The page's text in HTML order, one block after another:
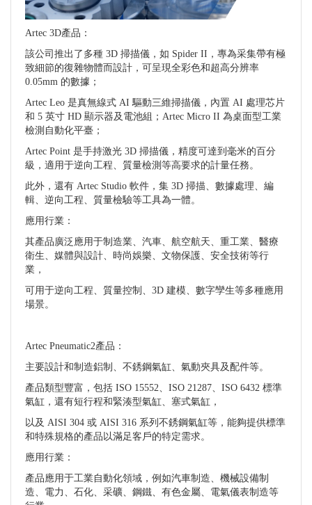
Artec 3D產品：
該公司推出了多種 3D 掃描儀，如 Spider II，專為采集帶有極
致細節的復雜物體而設計，可呈現全彩色和超高分辨率
0.05mm 的數據；
Artec Leo 是真無線式 AI 驅動三維掃描儀，內置 AI 處理芯片
和 5 英寸 HD 顯示器及電池組；Artec Micro II 為桌面型工業
檢測自動化平臺；
Artec Point 是手持激光 3D 掃描儀，精度可達到毫米的百分
級，適用于逆向工程、質量檢測等高要求的計量任務。
此外，還有 Artec Studio 軟件，集 3D 掃描、數據處理、編
輯、逆向工程、質量檢驗等工具為一體。
應用行業：
其產品廣泛應用于制造業、汽車、航空航天、重工業、醫療
衛生、媒體與設計、時尚娛樂、文物保護、安全技術等行
業，
可用于逆向工程、質量控制、3D 建模、數字孿生等多種應用
場景。
Artec Pneumatic2產品：
主要設計和制造鋁制、不銹鋼氣缸、氣動夾具及配件等。
產品類型豐富，包括 ISO 15552、ISO 21287、ISO 6432 標準
氣缸，還有短行程和緊湊型氣缸、塞式氣缸，
以及 AISI 304 或 AISI 316 系列不銹鋼氣缸等，能夠提供標準
和特殊規格的產品以滿足客戶的特定需求。
應用行業：
產品應用于工業自動化領域，例如汽車制造、機械設備制
造、電力、石化、采礦、鋼鐵、有色金屬、電氣儀表制造等